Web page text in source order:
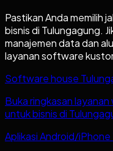
Pastikan Anda memilih
bisnis di Tulungagung.
manajemen data dan
layanan software
Software house
Buka ringkasan
untuk bisnis di
Aplikasi Android/